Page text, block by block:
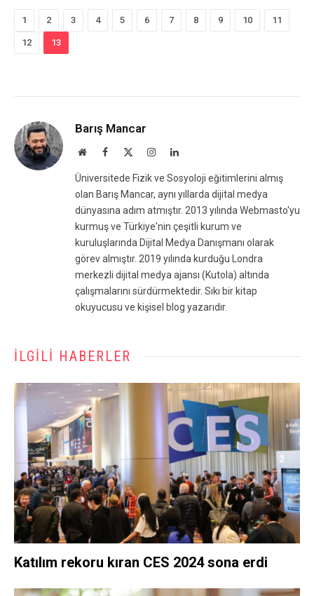
1 2 3 4 5 6 7 8 9 10 11
12 13
Barış Mancar
WebsiteFacebook InstagramLinkedIn
Üniversitede Fizik ve Sosyoloji eğitimlerini almış
olan Barış Mancar, aynı yıllarda dijital medya
dünyasına adım atmıştır. 2013 yılında Webmasto'yu
kurmuş ve Türkiye'nin çeşitli kurum ve
kuruluşlarında Dijital Medya Danışmanı olarak
görev almıştır. 2019 yılında kurduğu Londra
merkezli dijital medya ajansı (Kutola) altında
çalışmalarını sürdürmektedir. Sıkı bir kitap
okuyucusu ve kişisel blog yazarıdır.
İLGILI HABERLER
Katılım rekoru kıran CES 2024 sona erdi